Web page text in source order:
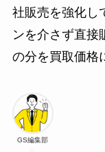
社販売を強化し
ンを介さず直接
の分を買取価格
GS編集部